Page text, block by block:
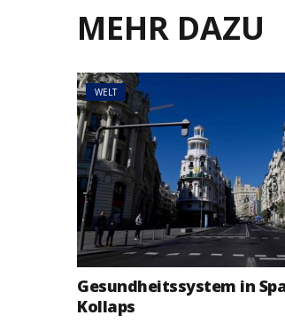
MEHR DAZU
WELT
Gesundheitssystem in
Kollaps